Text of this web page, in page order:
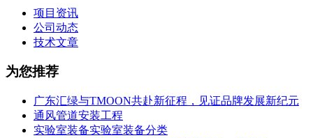
项目资讯
公司动态
技术文章
为您推荐
广东汇绿与TMOON共赴新征程，见证品牌发展新纪元
通风管道安装工程
实验室装备实验室装备分类